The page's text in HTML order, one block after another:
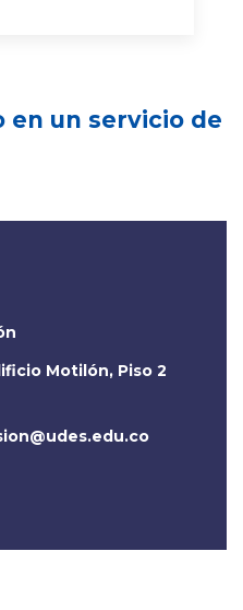
en un servicio de
Motilón, Piso 2